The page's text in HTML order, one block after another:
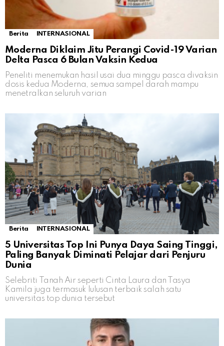
Berita INTERNASIONAL
Moderna Diklaim Jitu Perangi Covid-19 Varian
Delta Pasca 6 Bulan Vaksin Kedua
Peneliti menemukan hasil usai dua minggu pasca divaksin
dosis kedua Moderna, semua sampel darah mampu
menetralkan seluruh varian
Berita INTERNASIONAL
5 Universitas Top Ini Punya Daya Saing Tinggi,
Paling Banyak Diminati Pelajar dari Penjuru
Dunia
Selebriti Tanah Air seperti Cinta Laura dan Tasya
Kamila juga termasuk lulusan terbaik salah satu
universitas top dunia tersebut